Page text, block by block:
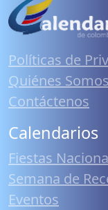
Políticas de
Quiénes Somos
Contáctenos
Calendarios
Fiestas
Semana de
Eventos